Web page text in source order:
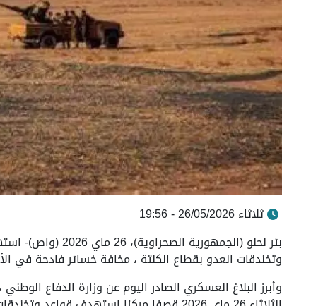
ثلاثاء 26/05/2026 - 19:56
بئر لحلو
وتخندقات العدو بقطاع الكلتة ، مخافة خسائر فادحة في
وأبرز البلاغ العسكري الصادر اليوم عن وزارة الدفاع